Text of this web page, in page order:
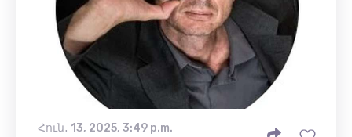
Հուն․ 13, 2025, 3:49 p.m.